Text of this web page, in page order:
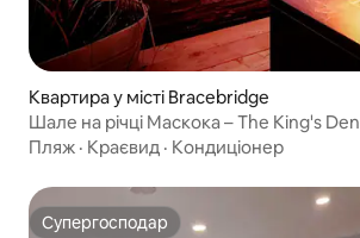
Квартира у місті Bracebridge
Шале на річці Маскока – The King's Den
Пляж · Краєвид · Кондиціонер
Супергосподар
Супергосподар